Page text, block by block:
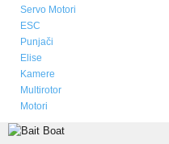
RC AVIONI
Modeli aviona
Prodaja i cene aviona
Rezervni delovi - boje - izgled
Servo Motori
ESC
Punjači
Elise
Kamere
Multirotor
Motori